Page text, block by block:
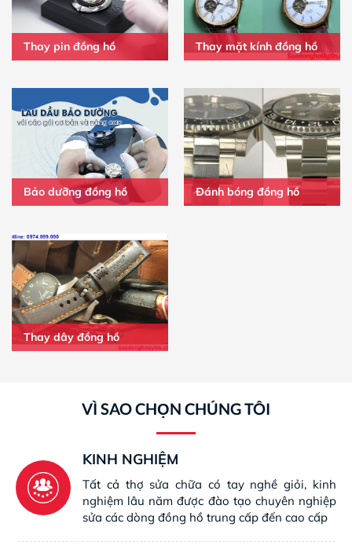
Thay pin đồng hồ Thay mặt kính đồng hồ
Bảo dưỡng đồng hồ Đánh bóng đồng hồ
Thay dây đồng hồ
VÌ SAO CHỌN CHÚNG TÔI
KINH NGHIỆM
Tất cả thợ sửa chữa có tay nghề giỏi, kinh
nghiệm lâu năm được đào tạo chuyên nghiệp
sửa các dòng đồng hồ trung cấp đến cao cấp